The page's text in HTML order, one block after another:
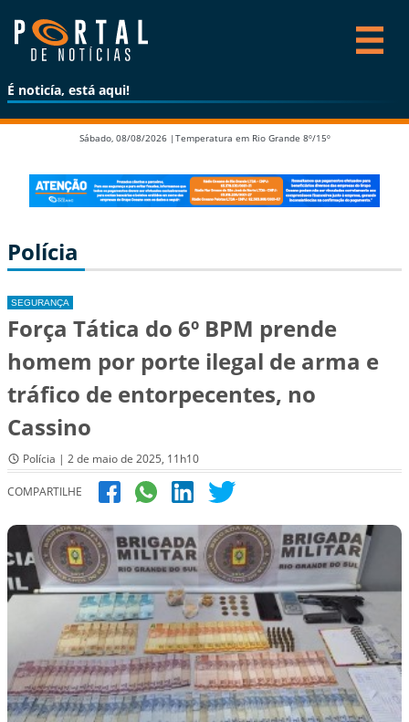
É noticía, está aqui!
Sábado, 08/08/2026 | Temperatura em Rio Grande 8º/15º
Polícia
SEGURANÇA
Força Tática do 6º BPM prende
homem por porte ilegal de arma e
tráfico de entorpecentes, no
Cassino
Polícia | 2 de maio de 2025, 11h10
COMPARTILHE